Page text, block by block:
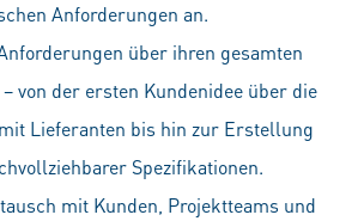
Anforderungen an.
über ihren gesamten
von der ersten Kundenidee über die
Lieferanten bis hin zur Erstellung
Spezifikationen.
mit Kunden, Projektteams und